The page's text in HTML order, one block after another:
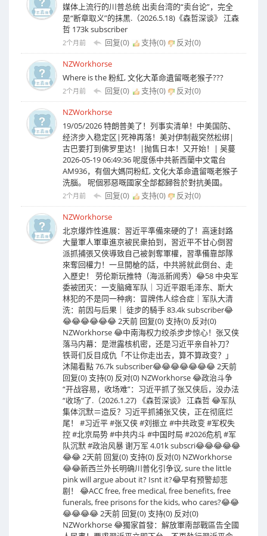
媒体上流行的川普总统 出卖台湾的“卖台论”，完全
是“断章取义”的抹黑.（2026.5.18)《森哲深谈》 江森
哲 173k subscriber
2个月前 回复(0) 支持(0) 反对(0)
NZWorkhorse
Where is the 粉紅, 文化大革命遺留嘅老猴子???
2个月前 回复(0) 支持(0) 反对(0)
NZWorkhorse
19/05/2026 特朗普美了！列事实清单！中美国防、
经济步入稳定区|死神再落！美对伊制裁突然松绑|
古巴要打到佛罗里达！|抛售日本！又开始！| 吴蔓
2026-05-19 06:49:36 呢度係中共新西蘭中文電台
AM936，有個大媽同粉紅, 文化大革命遺留嘅老猴子
洗腦。 呢個邪惡嘅國家全部都歸咎於對抗美國。
2个月前 回复(0) 支持(0) 反对(0)
NZWorkhorse
北京爆炸性進展：習近平準備來硬的了！高速封路
大量軍人軍車進京被民衆拍到，習近平不甘心倒習
派抓捕張又俠導致自己被剝奪軍權，習準備靠部隊
來奪回權力！一旦開槍的話，中共將就此倒台、走
入歷史！ 劳伦斯玩推特（海派新闻秀）😂58 中央军
委被团灭：一支脑瘫军队｜习近平跟毛泽东、斯大
林犯的不是同一种病：冒牌伟人综合症｜军队大清
洗：前因与后果｜ 徒步的騎手 83.4k subscriber😂
😂😂😂😂😂😂 2天前 回复(0) 支持(0) 反对(0)
NZWorkhorse 😂中南海权力绞杀步步惊心！张又侠
落马内幕：是泄露核机密，还是习近平亲自补刀？
铁哥们反目成仇「不让你走出去，算不算政变？」
沐陽看點 76.7k subscriber😂😂😂😂😂😂😂 2天前
回复(0) 支持(0) 反对(0) NZWorkhorse 😂政治斗争
“开战容易，收场难”：习近平抓了张又侠后，没办法
“收场”了.（2026.1.27) 《森哲深谈》 江森哲 😂军队
集体沉默＝造反？习近平抓捕张又侠，正在彻底烂
尾！ #习近平 #张又侠 #刘振立 #中共政变 #军权失
控 #北京局势 #中共内斗 #中国时局 #2026危机 #军
队沉默 #政治风暴 谢万军 4.01k subscri😂😂😂😂😂
😂😂 2天前 回复(0) 支持(0) 反对(0) NZWorkhorse
😂😂新西兰外长明确川普化引争议, sure the little
pink will argue about it? Isnt it?😂早有预警却悲
剧！ 😂ACC free, free medical, free benefits, free
funerals, free prisons for the kids, who cares?😂😂
😂😂😂😂 2天前 回复(0) 支持(0) 反对(0)
NZWorkhorse 😂獨家首發：解放軍南部戰區告全國